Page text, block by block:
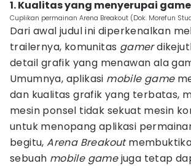
1. Kualitas yang menyerupai
Cuplikan permainan Arena Breakout (Dok. Morefun
Dari awal judul ini diperkenalkan
trailernya, komunitas gamer
detail grafik yang menawan ala
Umumnya, aplikasi mobile game
dan kualitas grafik yang terbatas,
mesin ponsel tidak sekuat mesin
untuk menopang aplikasi
begitu,Arena Breakout
sebuah mobile gamejuga tetap